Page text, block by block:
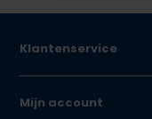
Klantenservice
Mijn account